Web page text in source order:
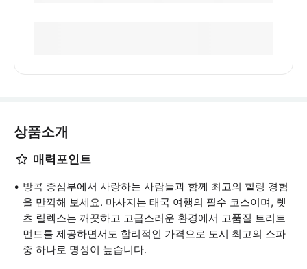
상품소개
매력포인트
방콕 중심부에서 사랑하는 사람들과 함께 최고의 힐링 경험
을 만끽해 보세요. 마사지는 태국 여행의 필수 코스이며, 렛
츠 릴렉스는 깨끗하고 고급스러운 환경에서 고품질 트리트
먼트를 제공하면서도 합리적인 가격으로 도시 최고의 스파
중 하나로 명성이 높습니다.